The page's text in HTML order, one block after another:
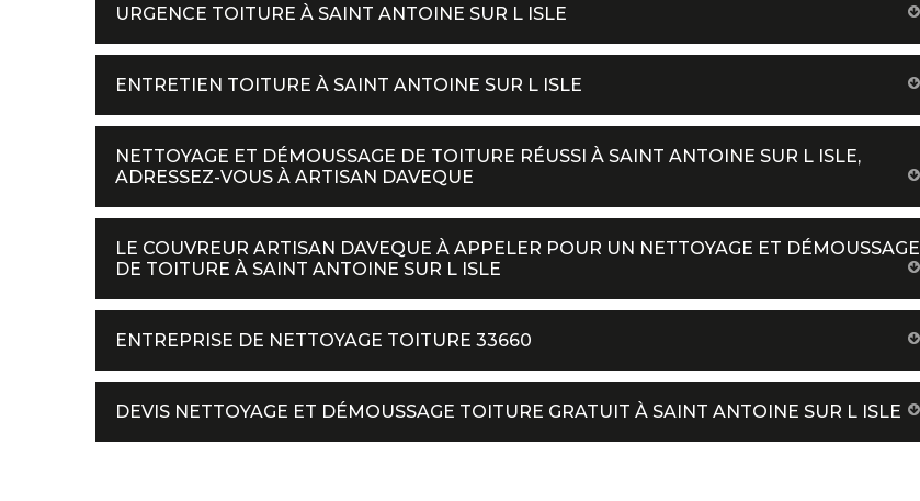
URGENCE TOITURE À SAINT ANTOINE SUR L ISLE
ENTRETIEN TOITURE À SAINT ANTOINE SUR L ISLE
NETTOYAGE ET DÉMOUSSAGE DE TOITURE RÉUSSI À SAINT ANTOINE SUR L ISLE,
ADRESSEZ-VOUS À ARTISAN DAVEQUE
LE COUVREUR ARTISAN DAVEQUE À APPELER POUR UN NETTOYAGE ET DÉMOUSSAGE
DE TOITURE À SAINT ANTOINE SUR L ISLE
ENTREPRISE DE NETTOYAGE TOITURE 33660
DEVIS NETTOYAGE ET DÉMOUSSAGE TOITURE GRATUIT À SAINT ANTOINE SUR L ISLE